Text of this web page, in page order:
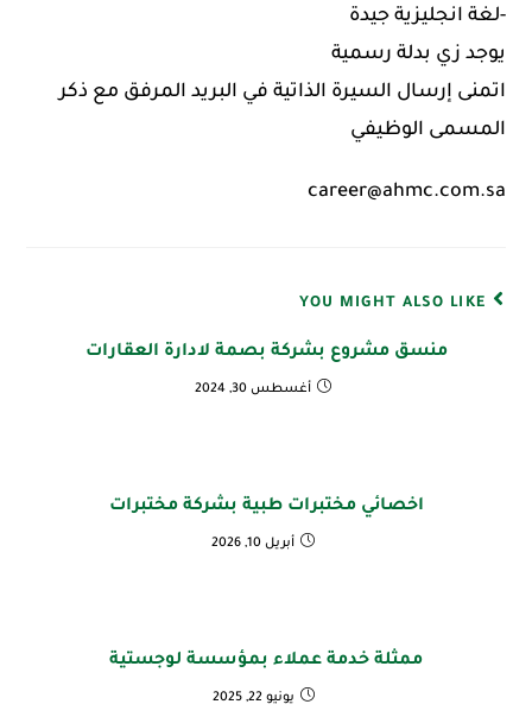
‏-لغة انجليزية جيدة
‏يوجد زي بدلة رسمية
‏اتمنى إرسال السيرة الذاتية في البريد المرفق مع ذكر
المسمى الوظيفي
YOU MIGHT ALSO LIKE
منسق مشروع بشركة بصمة لادارة العقارات
أغسطس 30, 2024
اخصائي مختبرات طبية بشركة مختبرات
أبريل 10, 2026
ممثلة خدمة عملاء بمؤسسة لوجستية
يونيو 22, 2025